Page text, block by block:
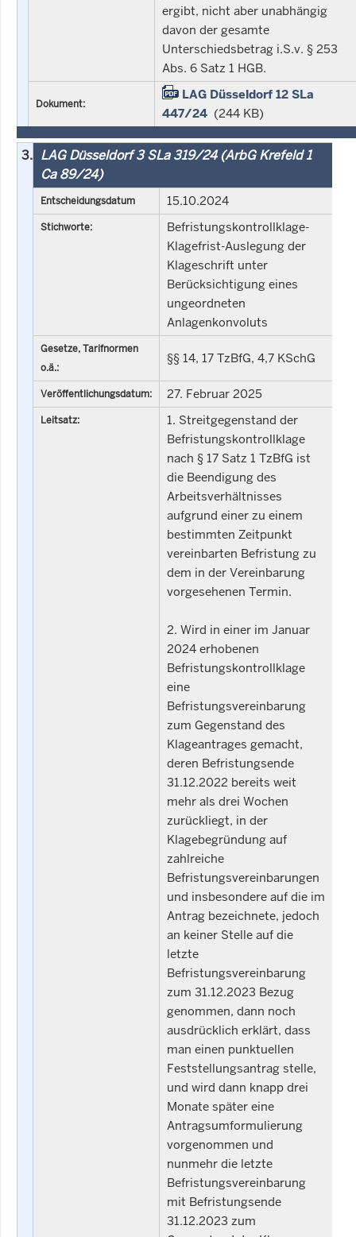
ergibt, nicht aber unabhängig
davon der gesamte
Unterschiedsbetrag i.S.v. § 253
Abs. 6 Satz 1 HGB.
Dokument:
LAG Düsseldorf 12 SLa
447/24 (244 KB)
3. LAG Düsseldorf 3 SLa 319/24 (ArbG Krefeld 1
Ca 89/24)
Entscheidungsdatum 15.10.2024
Stichworte:
Befristungskontrollklage-
Klagefrist-Auslegung der
Klageschrift unter
Berücksichtigung eines
ungeordneten
Anlagenkonvoluts
Gesetze, Tarifnormen
o.ä.:
§§ 14, 17 TzBfG, 4,7 KSchG
Veröffentlichungsdatum: 27. Februar 2025
Leitsatz:
1. Streitgegenstand der
Befristungskontrollklage
nach § 17 Satz 1 TzBfG ist
die Beendigung des
Arbeitsverhältnisses
aufgrund einer zu einem
bestimmten Zeitpunkt
vereinbarten Befristung zu
dem in der Vereinbarung
vorgesehenen Termin.
2. Wird in einer im Januar
2024 erhobenen
Befristungskontrollklage
eine
Befristungsvereinbarung
zum Gegenstand des
Klageantrages gemacht,
deren Befristungsende
31.12.2022 bereits weit
mehr als drei Wochen
zurückliegt, in der
Klagebegründung auf
zahlreiche
Befristungsvereinbarungen
und insbesondere auf die im
Antrag bezeichnete, jedoch
an keiner Stelle auf die
letzte
Befristungsvereinbarung
zum 31.12.2023 Bezug
genommen, dann noch
ausdrücklich erklärt, dass
man einen punktuellen
Feststellungsantrag stelle,
und wird dann knapp drei
Monate später eine
Antragsumformulierung
vorgenommen und
nunmehr die letzte
Befristungsvereinbarung
mit Befristungsende
31.12.2023 zum